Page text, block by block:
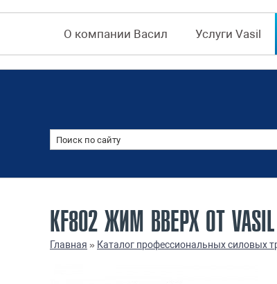
О компании Васил Услуги Vasil
KF802 ЖИМ ВВЕРХ ОТ VASIL
Главная » Каталог профессиональных силовых